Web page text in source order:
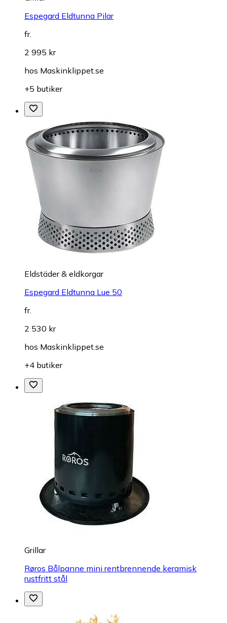
Espegard Eldtunna Pilar
fr.
2 995 kr
hos Maskinklippet.se
+5 butiker
Eldstäder & eldkorgar
Espegard Eldtunna Lue 50
fr.
2 530 kr
hos Maskinklippet.se
+4 butiker
Grillar
Røros Bålpanne mini rentbrennende keramisk
rustfritt stål